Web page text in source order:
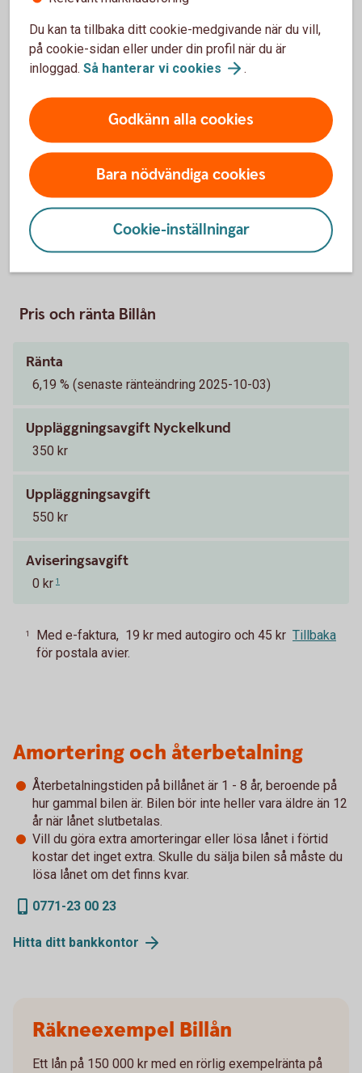
Så fungerar billån
Behöver jag vara kund för att få billån?
Vad krävs för att jag ska få billån?
Hur mycket får jag låna?
När får jag besked?
Pris och ränta Billån
Ränta
6,19 % (senaste ränteändring 2025-10-03)
Uppläggningsavgift Nyckelkund
350 kr
Uppläggningsavgift
550 kr
Aviseringsavgift
0 kr 1
1
Med e-faktura, 19 kr med autogiro och 45 kr
för postala avier.
Tillbaka
Amortering och återbetalning
Återbetalningstiden på billånet är 1 - 8 år, beroende på
hur gammal bilen är. Bilen bör inte heller vara äldre än 12
år när lånet slutbetalas.
Vill du göra extra amorteringar eller lösa lånet i förtid
kostar det inget extra. Skulle du sälja bilen så måste du
lösa lånet om det finns kvar.
0771-23 00 23
Hitta ditt bankkontor
Räkneexempel Billån
Ett lån på 150 000 kr med en rörlig exempelränta på
Du kan ta tillbaka ditt cookie-medgivande när du vill,
på cookie-sidan eller under din profil när du är
inloggad. Så hanterar vi cookies .
Godkänn alla cookies
Bara nödvändiga cookies
Cookie-inställningar